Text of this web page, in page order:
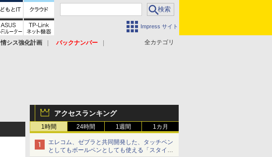
Impress サイト
全カテゴリ
情シス強化計画
バックナンバー
アクセスランキング
1時間 24時間 1週間 1カ月
エレコム、ゼブラと共同開発した、タッチペン
としてもボールペンとしても使える「スタイラ